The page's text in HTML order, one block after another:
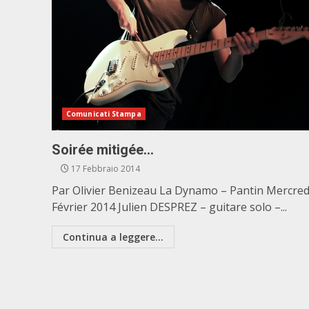
Comunicati Stampa
Soirée mitigée…
17 Febbraio 2014
Par Olivier Benizeau La Dynamo – Pantin
Février 2014 Julien DESPREZ – guitare solo –...
Continua a leggere...